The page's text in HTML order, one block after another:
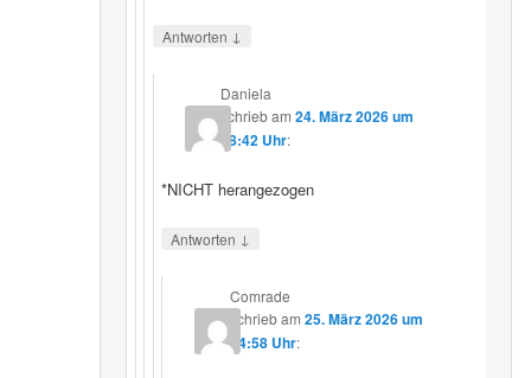
Antworten ↓
Daniela
schriebam24. März 2026 um
08:42 Uhr:
*NICHT herangezogen
Antworten ↓
Comrade
schriebam 25. März 2026 um
14:58 Uhr: